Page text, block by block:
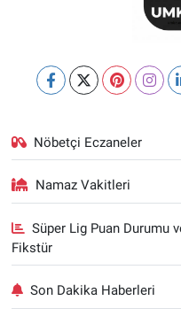
Nöbetçi Eczaneler
Namaz Vakitleri
Süper Lig Puan Durumu
Fikstür
Son Dakika Haberleri